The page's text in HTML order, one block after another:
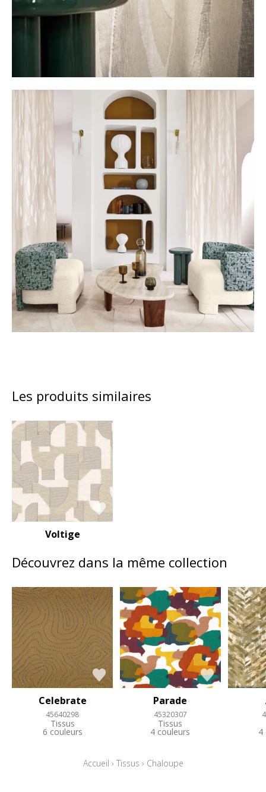
Les produits similaires
Voltige
Découvrez dans la même collection
Celebrate
45640298
Tissus
6 couleurs
Parade
45320307
Tissus
4 couleurs 4
Accueil › Tissus › Chaloupe